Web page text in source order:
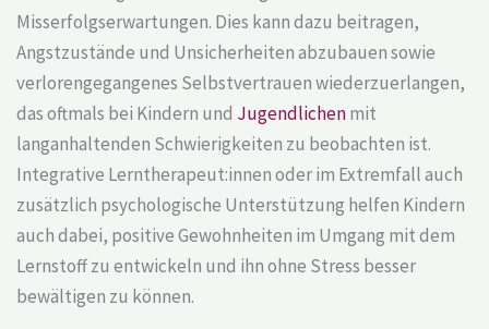
Misserfolgserwartungen. Dies kann dazu beitragen,
Angstzustände und Unsicherheiten abzubauen sowie
verlorengegangenes Selbstvertrauen wiederzuerlangen,
das oftmals bei Kindern und Jugendlichenmit
langanhaltenden Schwierigkeiten zu beobachten ist.
Integrative Lerntherapeut:innen oder im Extremfall auch
zusätzlich psychologische Unterstützung helfen Kindern
auch dabei, positive Gewohnheiten im Umgang mit dem
Lernstoff zu entwickeln und ihn ohne Stress besser
bewältigen zu können.